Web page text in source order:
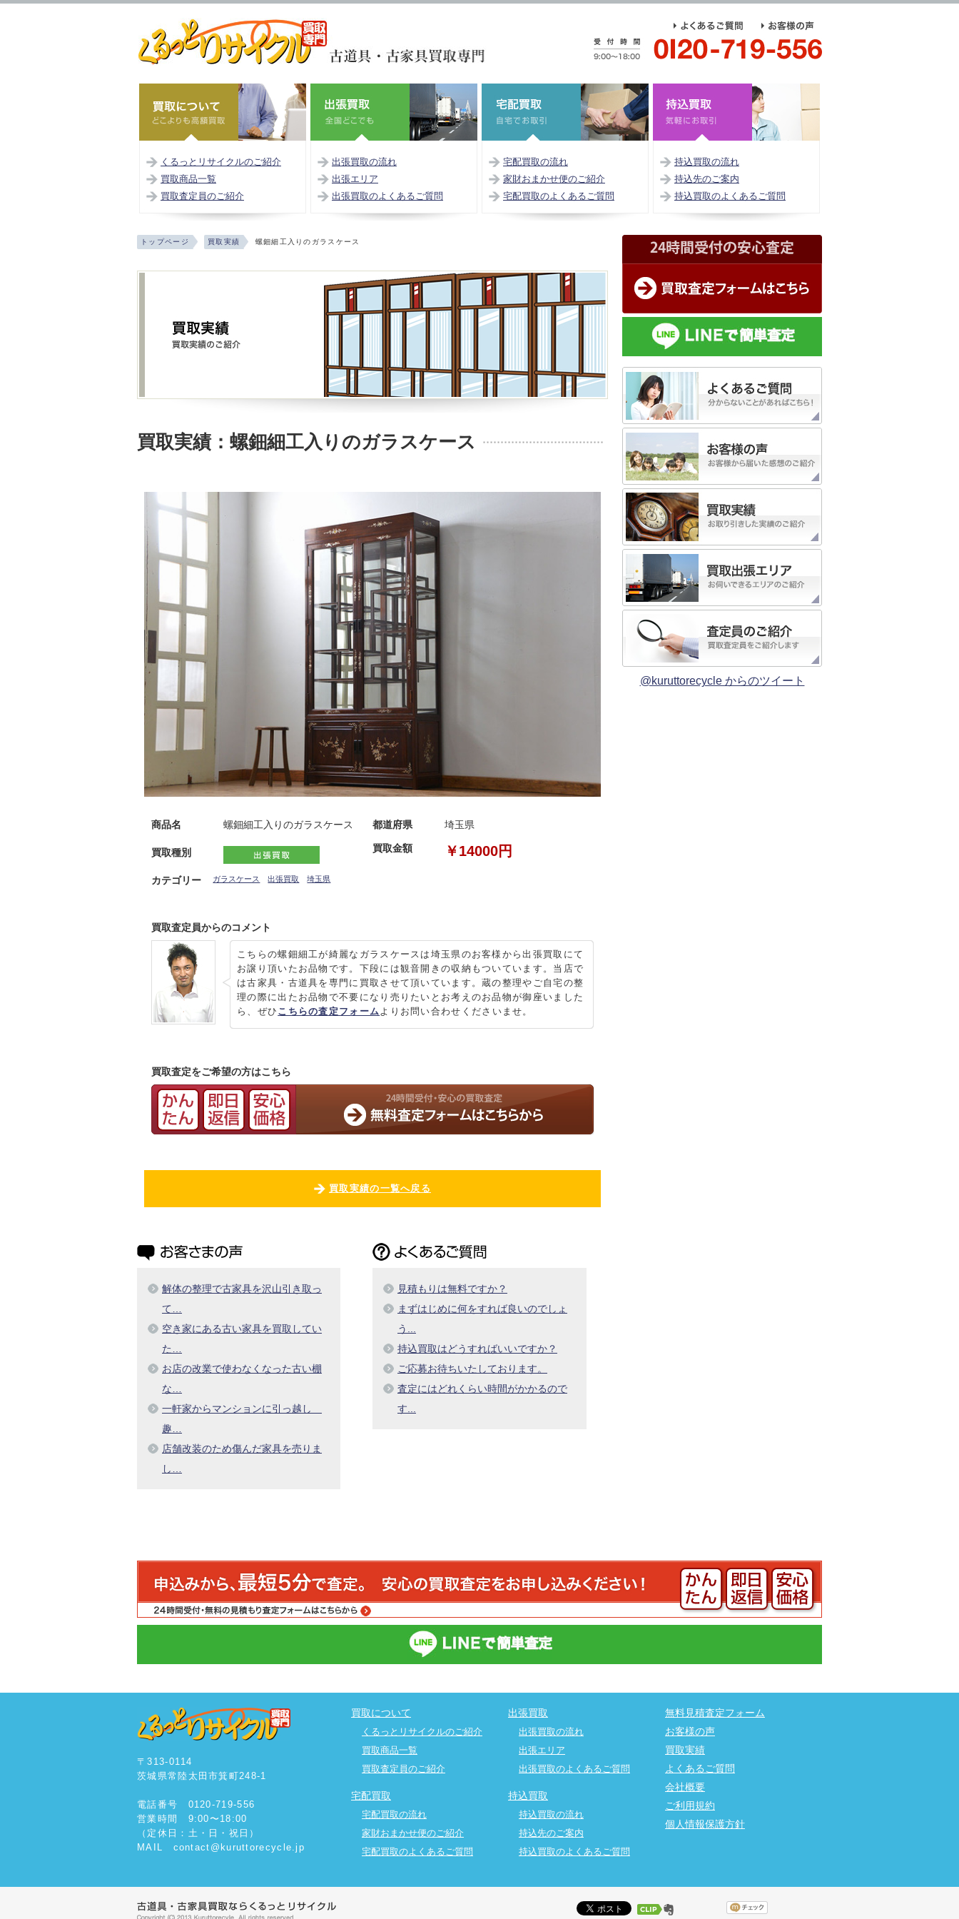
くるっとリサイクルのご紹介
買取商品一覧
買取査定員のご紹介
出張買取の流れ
出張エリア
出張買取のよくあるご質問
宅配買取の流れ
家財おまかせ便のご紹介
宅配買取のよくあるご質問
持込買取の流れ
持込先のご案内
持込買取のよくあるご質問
トップページ 買取実績 螺鈿細工入りのガラスケース
買取実績：螺鈿細工入りのガラスケース
商品名 螺鈿細工入りのガラスケース
買取種別
都道府県 埼玉県
買取金額 ￥14000円
カテゴリー ガラスケース 出張買取 埼玉県
買取査定員からのコメント
こちらの螺鈿細工が綺麗なガラスケースは埼玉県のお客様から出張買取にて
お譲り頂いたお品物です。下段には観音開きの収納もついています。当店で
は古家具・古道具を専門に買取させて頂いています。蔵の整理やご自宅の整
理の際に出たお品物で不要になり売りたいとお考えのお品物が御座いました
ら、ぜひ こちらの査定フォームよりお問い合わせくださいませ。
買取査定をご希望の方はこちら
買取実績の一覧へ戻る
解体の整理で古家具を沢山引き取っ
て…
空き家にある古い家具を買取してい
た…
お店の改業で使わなくなった古い棚
な…
一軒家からマンションに引っ越し
趣…
店舗改装のため傷んだ家具を売りま
し…
見積もりは無料ですか？
まずはじめに何をすれば良いのでしょ
う...
持込買取はどうすればいいですか？
ご応募お待ちいたしております。
査定にはどれくらい時間がかかるので
す...
@kuruttorecycle からのツイート
〒313-0114
茨城県常陸太田市箕町248-1
電話番号 0120-719-556
営業時間 9:00〜18:00
（定休日：土・日・祝日）
MAIL contact@kuruttorecycle.jp
買取について
くるっとリサイクルのご紹介
買取商品一覧
買取査定員のご紹介
宅配買取
宅配買取の流れ
家財おまかせ便のご紹介
宅配買取のよくあるご質問
出張買取
出張買取の流れ
出張エリア
出張買取のよくあるご質問
持込買取
持込買取の流れ
持込先のご案内
持込買取のよくあるご質問
無料見積査定フォーム
お客様の声
買取実績
よくあるご質問
会社概要
ご利用規約
個人情報保護方針